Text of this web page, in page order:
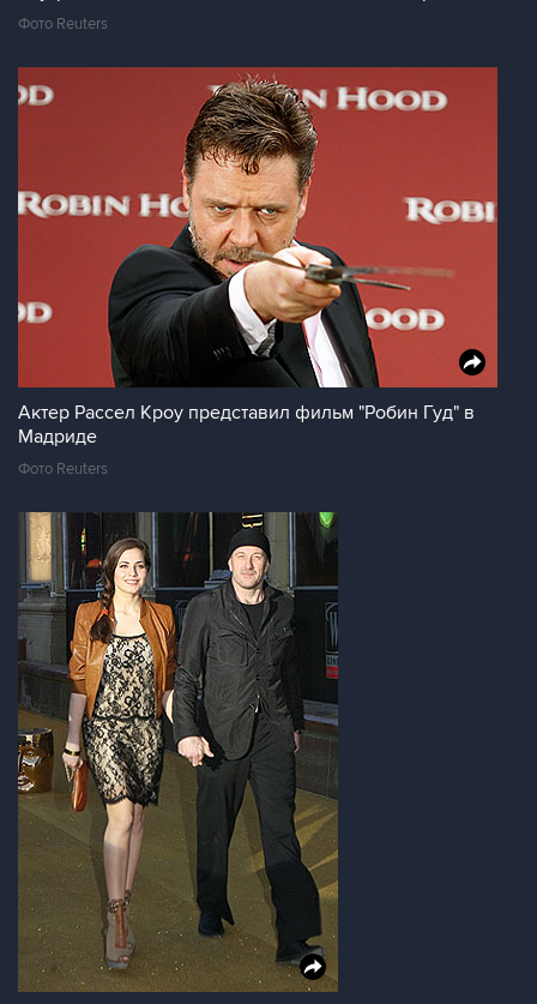
Фото Reuters
Актер Рассел Кроу представил фильм "Робин Гуд" в
Мадриде
Фото Reuters